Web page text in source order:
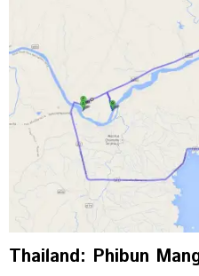
Thailand: Phibun